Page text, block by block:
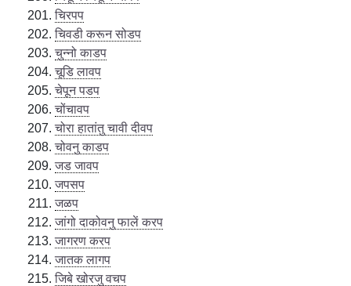
चिरपप
चिवडी करून सोडप
चुन्नो काडप
चूडि लावप
चेपून पडप
चोंचावप
चोरा हातांतु चावी दीवप
चोवनु काडप
जड जावप
जपसप
जळप
जांगो दाकोवनु फालें करप
जागरण करप
जातक लागप
जिबे खोरजु वचप